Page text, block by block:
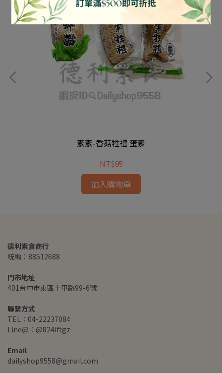
素素-香菇牲禮 蛋素
NT$95
加入購物車
德利素食商行
統編：88512688
門市地址
401台中市東區十甲路99-6號
聯繫方式
TEL：04-22237084
Line@：@824iftgz
Email
dailyshop9558@gmail.com